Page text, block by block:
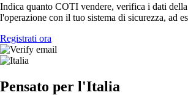
Indica quanto COTI vendere, verifica i dati della
l'operazione con il tuo sistema di sicurezza, ad
Registrati ora
Pensato per l'Italia